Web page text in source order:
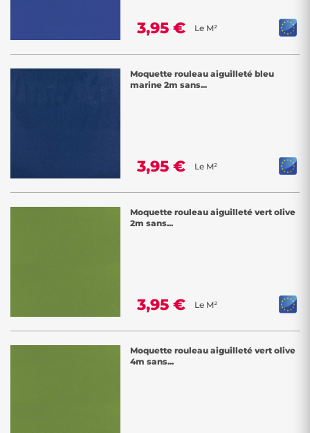
3,95 € Le M²
Moquette rouleau aiguilleté bleu
marine 2m sans...
3,95 € Le M²
Moquette rouleau aiguilleté vert olive
2m sans...
3,95 € Le M²
Moquette rouleau aiguilleté vert olive
4m sans...